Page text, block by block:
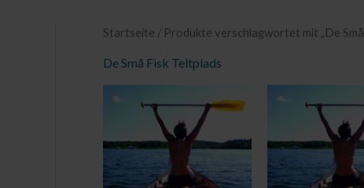
Startseite / Produkte verschlagwortet mit „De Små
De Små Fisk Teltplads